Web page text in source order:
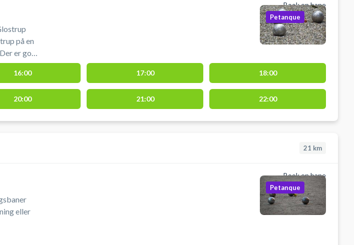
Book en bane
på en
er gode
ønsker
Petanque
16:00 17:00 18:00
20:00 21:00 22:00
21 km
Book en bane
eller
Petanque